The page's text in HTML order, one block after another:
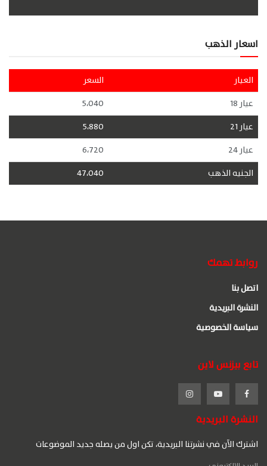
اسعار الذهب
العيار
السعر
عيار 18
5،040
عيار 21
5،880
عيار 24
6،720
الجنيه الذهب
47،040
روابط تهمك
اتصل بنا
النشرة البريدية
سياسة الخصوصية
تابع بيزنس لاين
النشرة البريدية
اشترك الآن في نشرتنا البريدية، تكن اول من يصله جديد الموضوعات